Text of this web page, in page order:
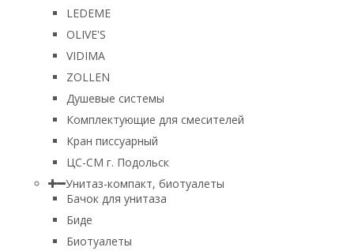
LEDEME
OLIVE'S
VIDIMA
ZOLLEN
Душевые системы
Комплектующие для смесителей
Кран писсуарный
ЦС-СМ г. Подольск
Унитаз-компакт, биотуалеты
Бачок для унитаза
Биде
Биотуалеты